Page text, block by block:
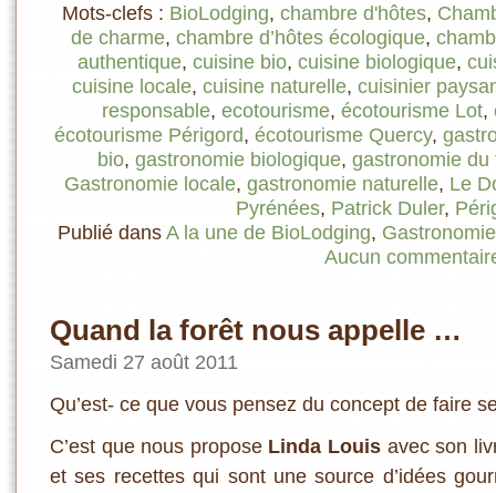
Mots-clefs : BioLodging, chambre d'hôtes,
de charme, chambre d’hôtes écologique,
authentique, cuisine bio, cuisine biologique,
cuisine locale, cuisine naturelle, cuisinier
responsable, ecotourisme, écotourisme Lot,
écotourisme Périgord, écotourisme Quercy,
bio, gastronomie biologique, gastronomie du
Gastronomie locale, gastronomie naturelle, Le
Pyrénées, Patrick Duler,
Publié dansA la une de BioLodging,
Aucun
Quand la forêt nous appelle …
Samedi 27 août 2011
Qu’est- ce que vous pensez du concept de faire
C’est que nous propose Linda Louis avec son
et ses recettes qui sont une source d’idées